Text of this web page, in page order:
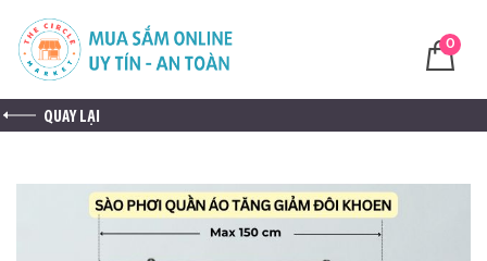
0
QUAY LẠI